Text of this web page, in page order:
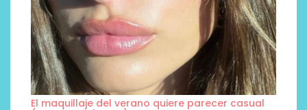
El maquillaje del verano quiere parecer casual